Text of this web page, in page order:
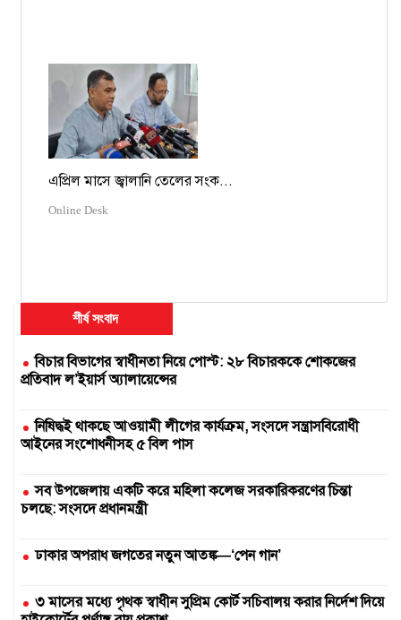
এপ্রিল মাসে জ্বালানি তেলের সংক...
Online Desk
শীর্ষ সংবাদ
বিচার বিভাগের স্বাধীনতা নিয়ে পোস্ট: ২৮ বিচারককে শোকজের
প্রতিবাদ ল’ইয়ার্স অ্যালায়েন্সের
নিষিদ্ধই থাকছে আওয়ামী লীগের কার্যক্রম, সংসদে সন্ত্রাসবিরোধী
আইনের সংশোধনীসহ ৫ বিল পাস
সব উপজেলায় একটি করে মহিলা কলেজ সরকারিকরণের চিন্তা
চলছে: সংসদে প্রধানমন্ত্রী
ঢাকার অপরাধ জগতের নতুন আতঙ্ক—‘পেন গান’
৩ মাসের মধ্যে পৃথক স্বাধীন সুপ্রিম কোর্ট সচিবালয় করার নির্দেশ দিয়ে